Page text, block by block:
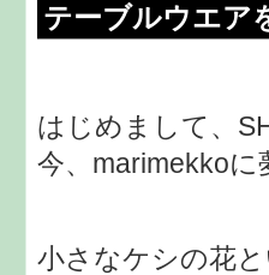
テーブルウエア
はじめまして、
今、marimekkoに
小さなケシの花